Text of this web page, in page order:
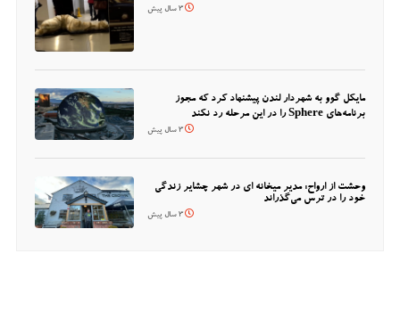
3 سال پیش
مایکل گوو به شهردار لندن پیشنهاد کرد که مجوز
برنامه‌های Sphere را در این مرحله رد نکند
3 سال پیش
وحشت از ارواح: مدیر میخانه ای در شهر چشایر زندگی
خود را در ترس می‌گذراند
3 سال پیش